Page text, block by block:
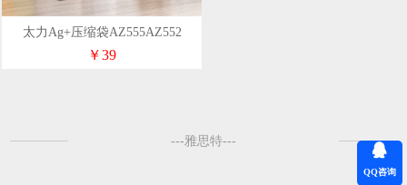
太力Ag+压缩袋AZ555AZ552
￥39
---雅思特---
QQ咨询